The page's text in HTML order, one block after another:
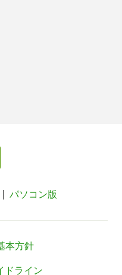
パソコン版
本方針
ドライン